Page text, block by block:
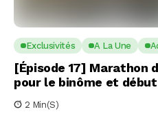
Exclusivités A La Une
[Épisode 17] Marathon
pour le binôme et
2 Min(s)